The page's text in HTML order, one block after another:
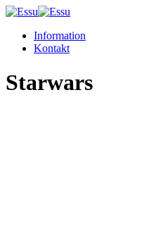
Information
Kontakt
Starwars